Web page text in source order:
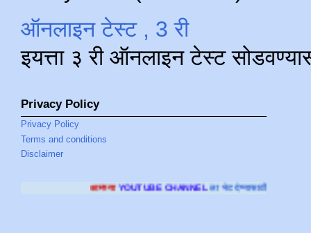
ऑनलाइन टेस्ट , 3 री
इयत्ता ३ री ऑनलाइन टेस्ट
Privacy Policy
Privacy Policy
Terms and conditions
Disclaimer
YOUTUBE CHANNELला भेट देण्यासाठी क्लिक करा.